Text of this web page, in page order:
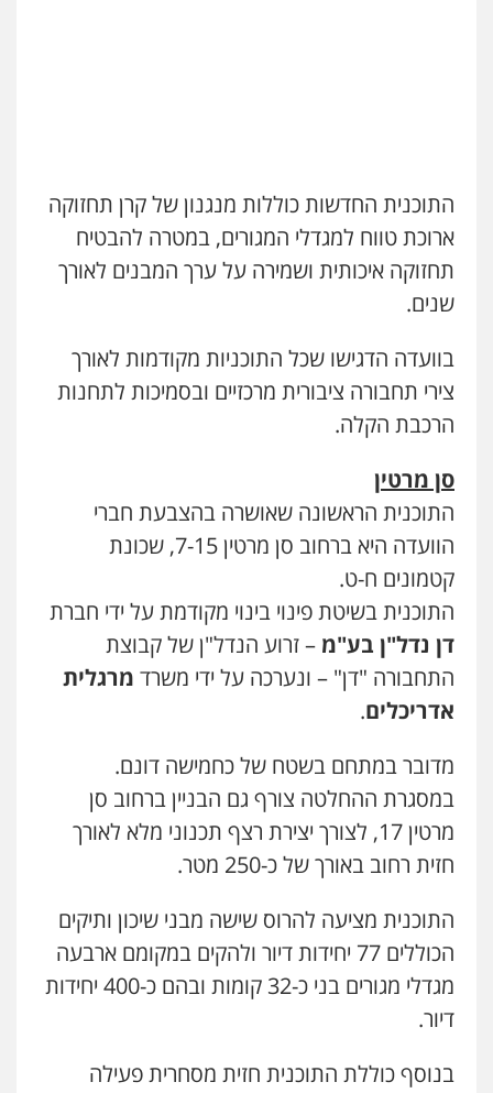
התוכנית החדשות כוללות מנגנון של קרן תחזוקה
ארוכת טווח למגדלי המגורים, במטרה להבטיח
תחזוקה איכותית ושמירה על ערך המבנים לאורך
שנים.
בוועדה הדגישו שכל התוכניות מקודמות לאורך
צירי תחבורה ציבורית מרכזיים ובסמיכות לתחנות
הרכבת הקלה.
סן מרטין
התוכנית הראשונה שאושרה בהצבעת חברי
הוועדה היא ברחוב סן מרטין 7-15, שכונת
קטמונים ח-ט.
התוכנית בשיטת פינוי בינוי מקודמת על ידי חברת
דן נדל"ן בע"מ – זרוע הנדל"ן של קבוצת
התחבורה "דן" – ונערכה על ידי משרד מרגלית
אדריכלים.
מדובר במתחם בשטח של כחמישה דונם.
במסגרת ההחלטה צורף גם הבניין ברחוב סן
מרטין 17, לצורך יצירת רצף תכנוני מלא לאורך
חזית רחוב באורך של כ-250 מטר.
התוכנית מציעה להרוס שישה מבני שיכון ותיקים
הכוללים 77 יחידות דיור ולהקים במקומם ארבעה
מגדלי מגורים בני כ-32 קומות ובהם כ-400 יחידות
דיור.
בנוסף כוללת התוכנית חזית מסחרית פעילה